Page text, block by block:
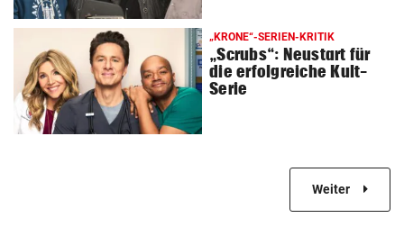
„KRONE“-SERIEN-KRITIK
„Scrubs“: Neustart für
die erfolgreiche Kult-
Serie
Weiter